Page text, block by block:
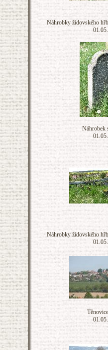
Náhrobky židovského
Náhrobek
Náhrobky židovského